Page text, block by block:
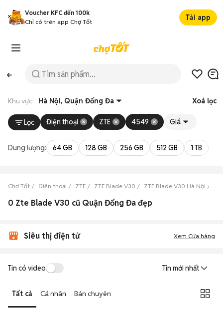
Voucher KFC đến 100k
Chỉ có trên app Chợ Tốt
Tải app
Khu vực: Hà Nội, Quận Đống Đa Xoá lọc
Lọc Điện thoại ZTE 4549 Giá
Dung lượng: 64 GB 128 GB 256 GB 512 GB 1 TB
Chợ Tốt Điện thoại ZTE ZTE Blade V30 ZTE Blade V30 Hà Nội
0 Zte Blade V30 cũ Quận Đống Đa đẹp
Siêu thị điện tử Xem Cửa hàng
Tin có video Tin mới nhất
Tất cả Cá nhân Bán chuyên